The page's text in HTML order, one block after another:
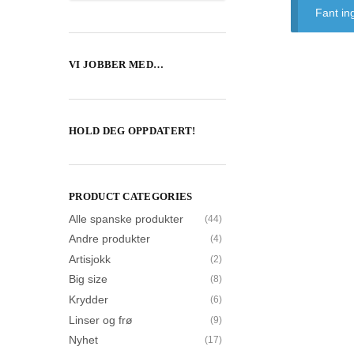
Fant
VI JOBBER MED…
HOLD DEG OPPDATERT!
PRODUCT CATEGORIES
Alle spanske produkter (44)
Andre produkter (4)
Artisjokk (2)
Big size (8)
Krydder (6)
Linser og frø (9)
Nyhet (17)